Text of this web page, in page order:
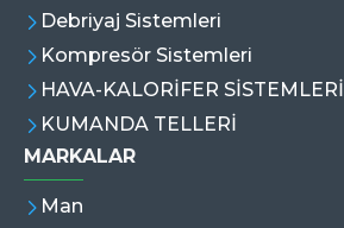
Debriyaj Sistemleri
Kompresör Sistemleri
HAVA-KALORİFER SİSTEMLERİ
KUMANDA TELLERİ
MARKALAR
Man